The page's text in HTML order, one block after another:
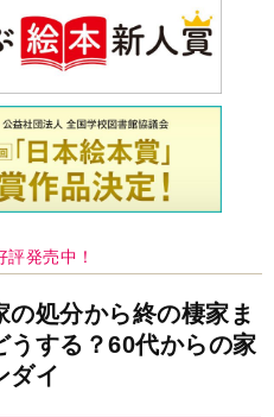
ダイ
次号予告
バックナンバー
た。本当によかったのでしょう